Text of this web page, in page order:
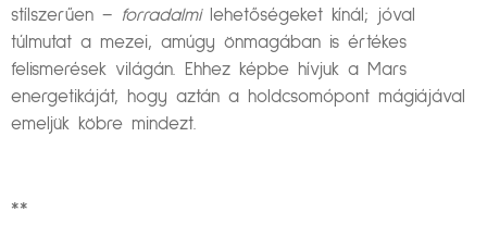
stílszerűen – forradalmi lehetőségeket kínál; jóval
túlmutat a mezei, amúgy önmagában is értékes
felismerések világán. Ehhez képbe hívjuk a Mars
energetikáját, hogy aztán a holdcsomópont mágiájával
emeljük köbre mindezt.
**